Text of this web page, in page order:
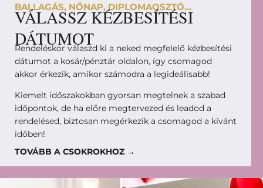
BALLAGÁS, NŐNAP, DIPLOMAOSZTÓ...
VÁLASSZ KÉZBESÍTÉSI
DÁTUMOT
Rendeléskor válaszd ki a neked megfelelő kézbesítési
dátumot a kosár/pénztár oldalon, így csomagod
akkor érkezik, amikor számodra a legideálisabb!
Kiemelt időszakokban gyorsan megtelnek a szabad
időpontok, de ha előre megtervezed és leadod a
rendelésed, biztosan megérkezik a csomagod a kívánt
időben!
TOVÁBB A CSOKROKHOZ →